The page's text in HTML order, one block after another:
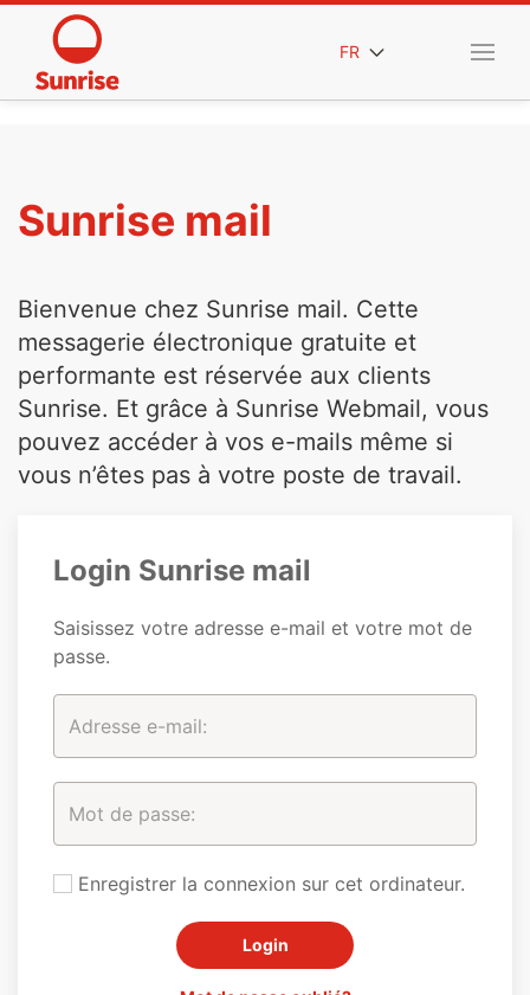
FR
Sunrise mail
Bienvenue chez Sunrise mail. Cette
messagerie électronique gratuite et
performante est réservée aux clients
Sunrise. Et grâce à Sunrise Webmail, vous
pouvez accéder à vos e-mails même si
vous n’êtes pas à votre poste de travail.
Login Sunrise mail
Saisissez votre adresse e-mail et votre mot de
passe.
Enregistrer la connexion sur cet ordinateur.